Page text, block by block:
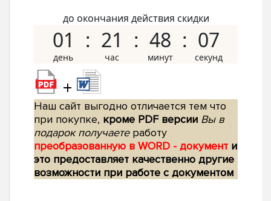
до окончания действия скидки
01 21 48 06
+
Наш сайт выгодно отличается тем что
при покупке, кроме PDF версии Вы в
подарок получаетеработу
преобразованную в WORD - документ и
это предоставляет качественно другие
возможности при работе с документом